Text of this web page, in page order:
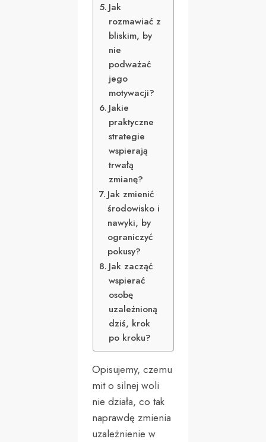
Jak
rozmawiać z
bliskim, by
nie
podważać
jego
motywacji?
Jakie
praktyczne
strategie
wspierają
trwałą
zmianę?
Jak zmienić
środowisko i
nawyki, by
ograniczyć
pokusy?
Jak zacząć
wspierać
osobę
uzależnioną
dziś, krok
po kroku?
Opisujemy, czemu
mit o silnej woli
nie działa, co tak
naprawdę zmienia
uzależnienie w